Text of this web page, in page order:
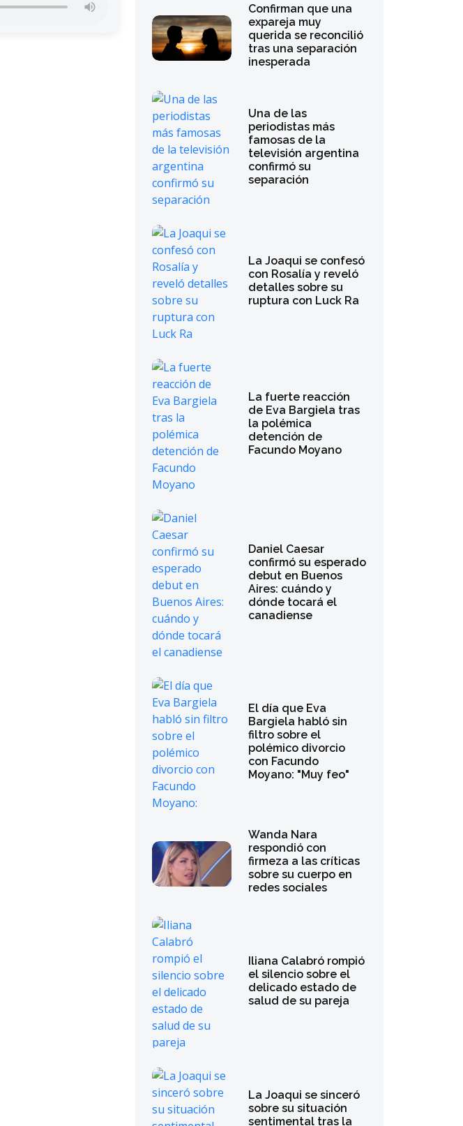
Confirman que una
expareja muy
querida se reconcilió
tras una separación
inesperada
Una de las
periodistas más
famosas de la
televisión argentina
confirmó su
separación
La Joaqui se confesó
con Rosalía y reveló
detalles sobre su
ruptura con Luck Ra
La fuerte reacción
de Eva Bargiela tras
la polémica
detención de
Facundo Moyano
Daniel Caesar
confirmó su esperado
debut en Buenos
Aires: cuándo y
dónde tocará el
canadiense
El día que Eva
Bargiela habló sin
filtro sobre el
polémico divorcio
con Facundo
Moyano: "Muy feo"
Wanda Nara
respondió con
firmeza a las críticas
sobre su cuerpo en
redes sociales
Iliana Calabró rompió
el silencio sobre el
delicado estado de
salud de su pareja
La Joaqui se sinceró
sobre su situación
sentimental tras la